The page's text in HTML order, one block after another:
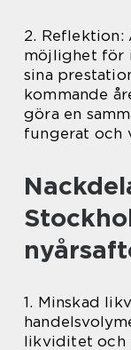
2. Reflektion:
möjlighet för
sina
kommande
göra en
fungerat och
1. Minskad
likviditet och